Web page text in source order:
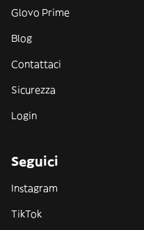
Glovo Prime
Blog
Contattaci
Sicurezza
Login
Seguici
Instagram
TikTok